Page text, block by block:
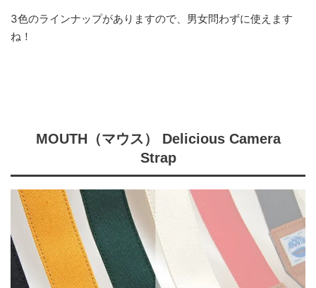
3色のラインナップがありますので、男女問わずに使えます
ね！
MOUTH（マウス） Delicious Camera
Strap